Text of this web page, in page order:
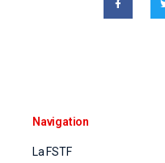
Navigation
La FSTF